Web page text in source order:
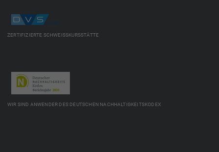
ZERTIFIZIERTE SCHWEISSKURSSTÄTTE
WIR SIND ANWENDER DES DEUTSCHEN NACHHALTIGKEITSKODEX